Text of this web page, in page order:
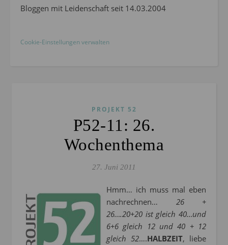
Bloggen mit Leidenschaft seit 14.03.2004
Cookie-Einstellungen verwalten
PROJEKT 52
P52-11: 26.
Wochenthema
27. Juni 2011
Hmm… ich muss mal eben
nachrechnen… 26 +
26….20+20 ist gleich 40…und
6+6 gleich 12 und 40 + 12
gleich 52….HALBZEIT, liebe